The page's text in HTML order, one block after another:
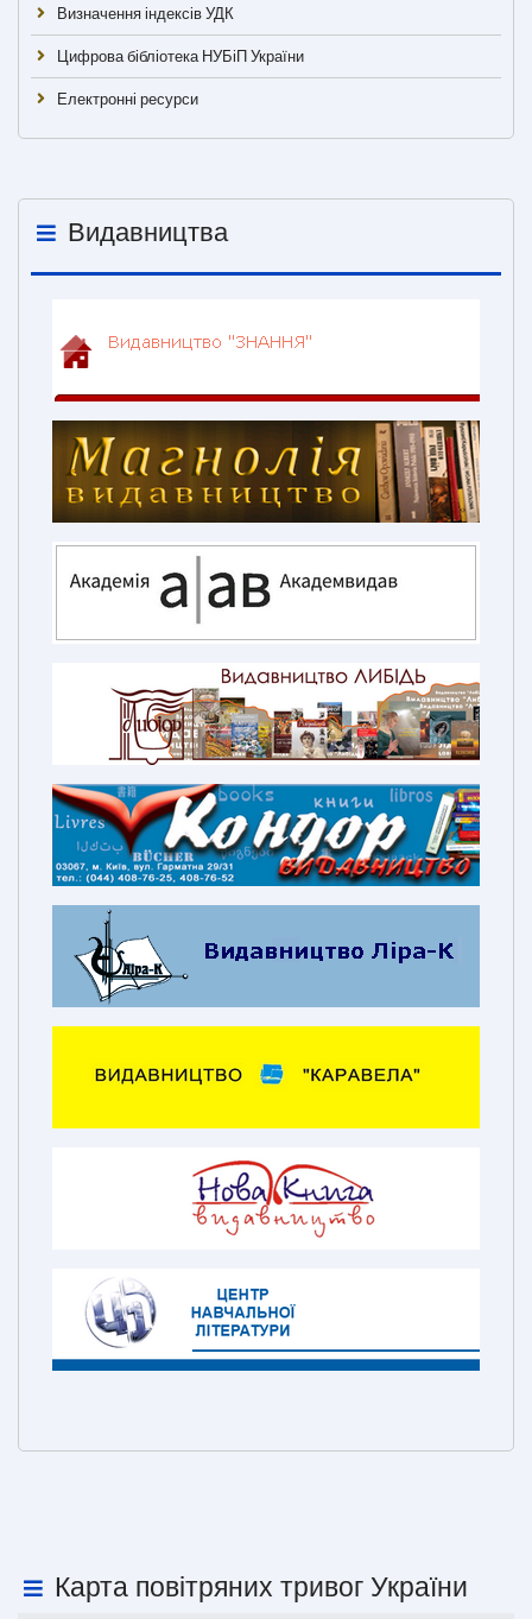
Визначення індексів УДК
Цифрова бібліотека НУБіП України
Електронні ресурси
Видавництва
Карта повітряних тривог України